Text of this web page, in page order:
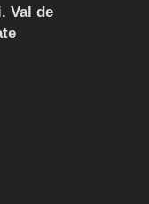
Val de